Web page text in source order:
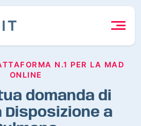
N.1 PER LA MAD
ONLINE
domanda di
Disposizione a